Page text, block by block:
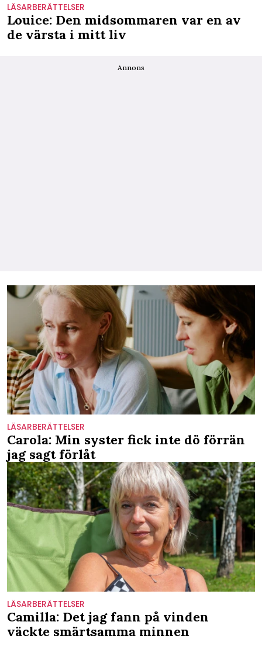
LÄSARBERÄTTELSER
Louice: Den midsommaren var en av
de värsta i mitt liv
Annons
LÄSARBERÄTTELSER
Carola: Min syster fick inte dö förrän
jag sagt förlåt
LÄSARBERÄTTELSER
Camilla: Det jag fann på vinden
väckte smärtsamma minnen